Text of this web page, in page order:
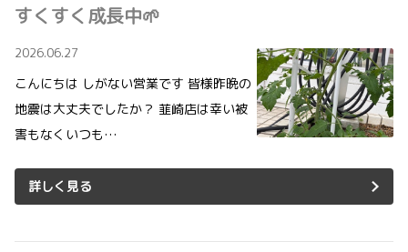
すくすく成長中🌱
2026.06.27
こんにちは しがない営業です 皆様昨晩の
地震は大丈夫でしたか？ 韮崎店は幸い被
害もなくいつも…
詳しく見る